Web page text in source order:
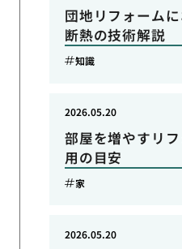
団地リフォーム
断熱の技術解説
知識
部屋を増やすリ
用の目安
2026.05.20
家
2026.05.20